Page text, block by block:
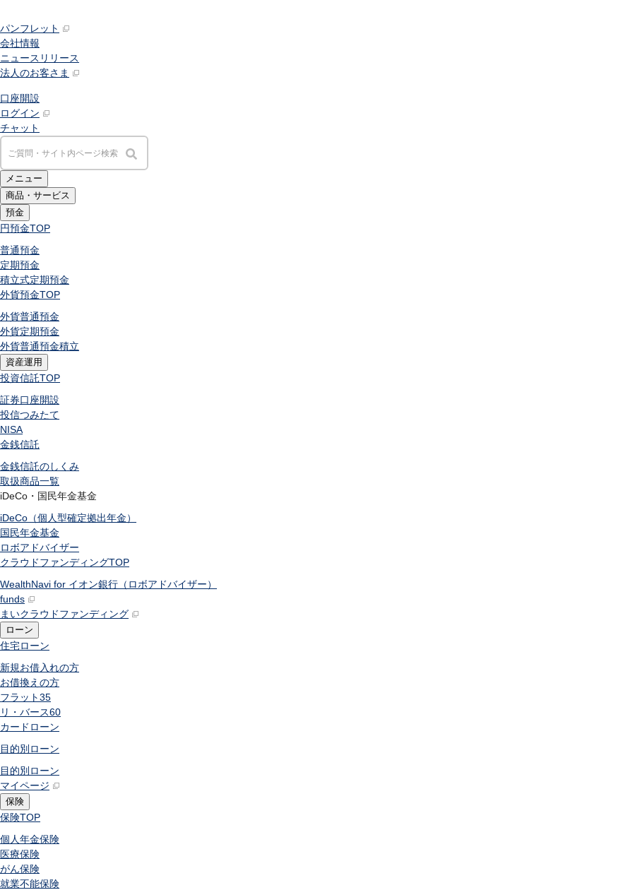
パンフレット
会社情報
ニュースリリース
法人のお客さま
口座開設
ログイン
チャット
メニュー
商品・サービス
預金
円預金TOP
普通預金
定期預金
積立式定期預金
外貨預金TOP
外貨普通預金
外貨定期預金
外貨普通預金積立
資産運用
投資信託TOP
証券口座開設
投信つみたて
NISA
金銭信託
金銭信託のしくみ
取扱商品一覧
iDeCo・国民年金基金
iDeCo（個人型確定拠出年金）
国民年金基金
ロボアドバイザー
クラウドファンディングTOP
WealthNavi for イオン銀行（ロボアドバイザー）
funds
まいクラウドファンディング
ローン
住宅ローン
新規お借入れの方
お借換えの方
フラット35
リ・バース60
カードローン
目的別ローン
目的別ローン
マイページ
保険
保険TOP
個人年金保険
医療保険
がん保険
就業不能保険